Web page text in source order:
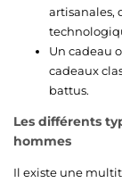
artisanales,
Un cadeau
cadeaux
battus.
Les différents
hommes
Il existe une